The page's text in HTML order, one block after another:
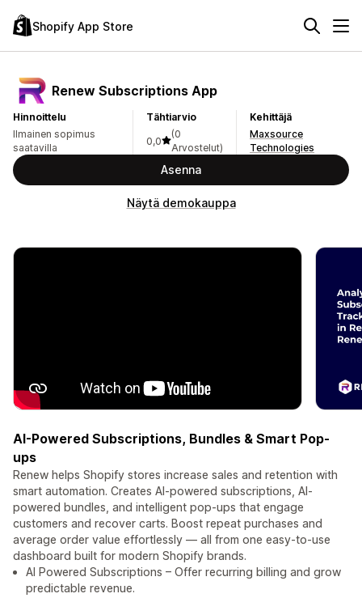
Shopify App Store
Renew Subscriptions App
Hinnoittelu
Ilmainen sopimus
saatavilla
Tähtiarvio
0,0
(0
Arvostelut)
Kehittäjä
Maxsource
Technologies
Asenna
Näytä demokauppa
AI-Powered Subscriptions, Bundles & Smart Pop-
ups
Renew helps Shopify stores increase sales and retention with
smart automation. Creates AI-powered subscriptions, AI-
powered bundles, and intelligent pop-ups that engage
customers and recover carts. Boost repeat purchases and
average order value effortlessly — all from one easy-to-use
dashboard built for modern Shopify brands.
AI Powered Subscriptions – Offer recurring billing and grow
predictable revenue.